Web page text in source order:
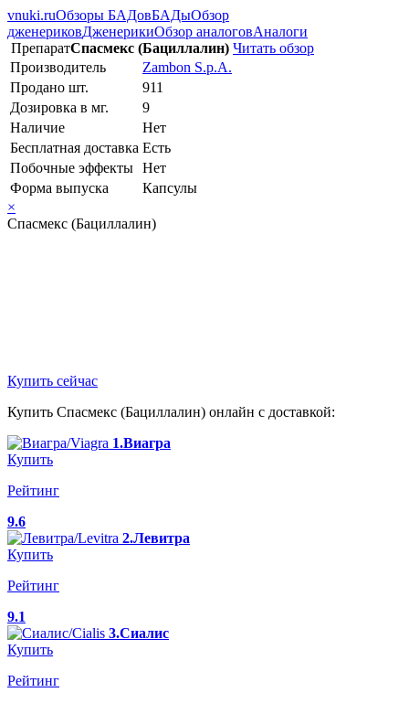
vnuki.ruОбзоры БАДовБАДыОбзор
дженериковДженерикиОбзор аналоговАналоги
ПрепаратСпасмекс (Бациллалин) Читать обзор
Производитель
Zambon S.p.A.
Продано шт.
911
Дозировка в мг.
9
Наличие
Нет
Бесплатная доставка Есть
Побочные эффекты Нет
Форма выпуска
Капсулы
×
Спасмекс (Бациллалин)
Купить сейчас
Купить Спасмекс (Бациллалин) онлайн с доставкой:
1.Виагра
Купить
Рейтинг
9.6
2.Левитра
Купить
Рейтинг
9.1
3.Сиалис
Купить
Рейтинг